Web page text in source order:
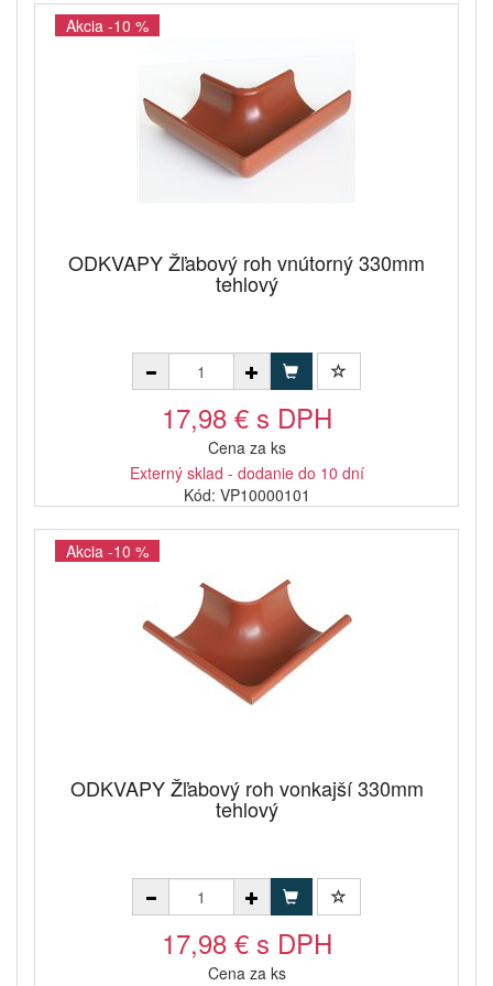
Akcia -10 %
ODKVAPY Žľabový roh vnútorný 330mm
tehlový
17,98 € s DPH
Cena za ks
Externý sklad - dodanie do 10 dní
Kód: VP10000101
Akcia -10 %
ODKVAPY Žľabový roh vonkajší 330mm
tehlový
17,98 € s DPH
Cena za ks